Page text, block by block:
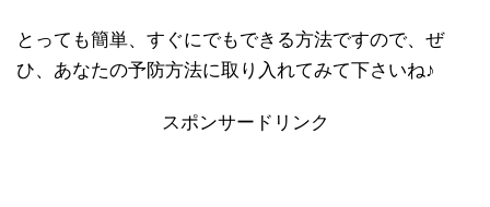
とっても簡単、すぐにでもできる方法ですので、ぜ
ひ、あなたの予防方法に取り入れてみて下さいね♪
スポンサードリンク